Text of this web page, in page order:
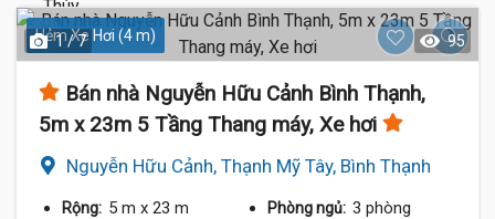
Hẻm Xe Hơi (4 m)
1 / 7 95
Bán nhà Nguyễn Hữu Cảnh Bình Thạnh,
5m x 23m 5 Tầng Thang máy, Xe hơi
Nguyễn Hữu Cảnh, Thạnh Mỹ Tây, Bình Thạnh
Rộng: 5 m x 23 m Phòng ngủ: 3 phòng